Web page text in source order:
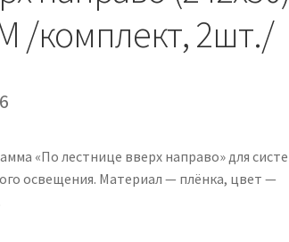
/комплект, 2шт./
«По лестнице вверх направо» для
освещения. Материал — плёнка, цвет —